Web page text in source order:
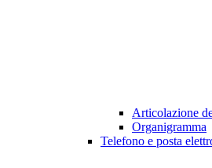
Articolazione
Organigramma
Telefono e posta